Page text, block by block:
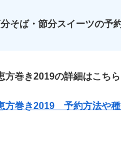
そば・節分スイーツの予
方巻き2019の詳細はこちら
方巻き2019 予約方法や